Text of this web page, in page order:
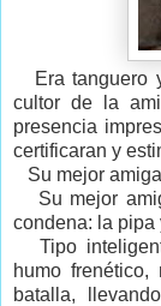
Era tanguero
cultor de la
presencia
certificaran y
Su mejor
Su mejor
condena: la pipa
Tipo
humo
batalla,